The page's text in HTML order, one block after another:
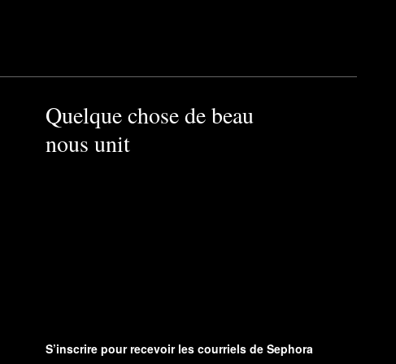
Quelque chose de beau
nous unit
S’inscrire pour recevoir les courriels de Sephora